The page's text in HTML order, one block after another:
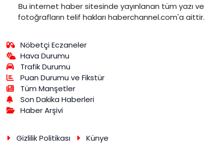
Bu internet haber sitesinde yayınlanan tüm yazı ve
fotoğrafların telif hakları haberchannel.com'a aittir.
Nöbetçi Eczaneler
Hava Durumu
Trafik Durumu
Puan Durumu ve Fikstür
Tüm Manşetler
Son Dakika Haberleri
Haber Arşivi
Gizlilik Politikası Künye